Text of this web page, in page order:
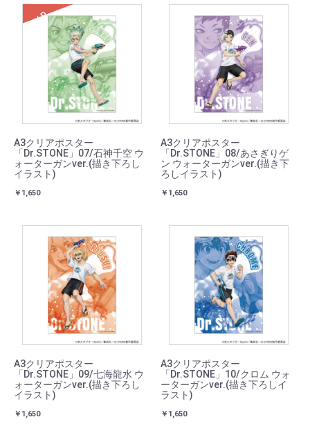
SOLD
A3クリアポスター
「Dr.STONE」07/石神千空 ウ
ォーターガンver.(描き下ろし
イラスト)
￥1,650
A3クリアポスター
「Dr.STONE」08/あさぎりゲ
ン ウォーターガンver.(描き下
ろしイラスト)
￥1,650
A3クリアポスター
「Dr.STONE」09/七海龍水 ウ
ォーターガンver.(描き下ろし
イラスト)
￥1,650
A3クリアポスター
「Dr.STONE」10/クロム ウォ
ーターガンver.(描き下ろしイ
ラスト)
￥1,650